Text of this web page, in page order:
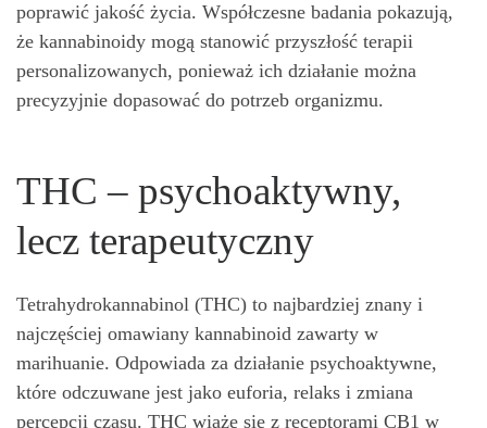
poprawić jakość życia. Współczesne badania pokazują,
że kannabinoidy mogą stanowić przyszłość terapii
personalizowanych, ponieważ ich działanie można
precyzyjnie dopasować do potrzeb organizmu.
THC – psychoaktywny,
lecz terapeutyczny
Tetrahydrokannabinol (THC) to najbardziej znany i
najczęściej omawiany kannabinoid zawarty w
marihuanie. Odpowiada za działanie psychoaktywne,
które odczuwane jest jako euforia, relaks i zmiana
percepcji czasu. THC wiąże się z receptorami CB1 w